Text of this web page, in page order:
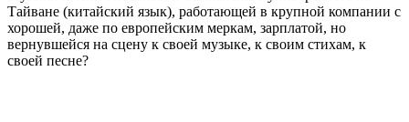
Тайване (китайский язык), работающей в крупной компании с
хорошей, даже по европейским меркам, зарплатой, но
вернувшейся на сцену к своей музыке, к своим стихам, к
своей песне?